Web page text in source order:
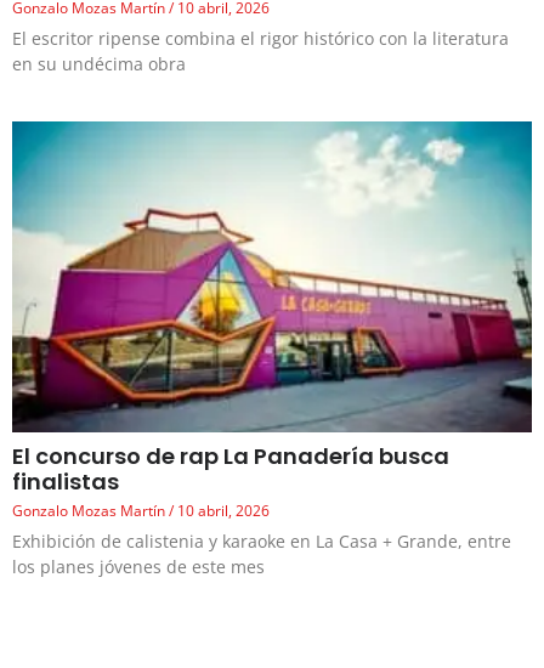
Gonzalo Mozas Martín 10 abril, 2026
El escritor ripense combina el rigor histórico con la literatura
en su undécima obra
El concurso de rap La Panadería busca
finalistas
Gonzalo Mozas Martín 10 abril, 2026
Exhibición de calistenia y karaoke en La Casa + Grande, entre
los planes jóvenes de este mes